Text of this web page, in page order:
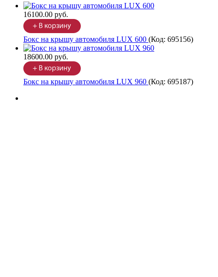
16100.00 руб.
Бокс на крышу автомобиля LUX 600 (Код: 695156)
18600.00 руб.
Бокс на крышу автомобиля LUX 960 (Код: 695187)